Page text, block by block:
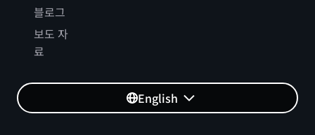
블로그
보도 자
료
English